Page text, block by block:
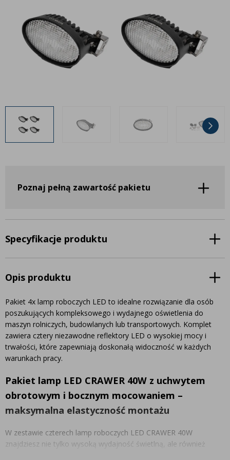
Często zadawane pytania
Kontakt
Bezpłatny projekt oświetlenia
+48 81 884 70 94
Często zadawane pytania
Kontakt
Sprawdź wszystko
Poznaj pełną zawartość pakietu
Specyfikacje produktu
Opis produktu
Pakiet 4x lamp roboczych LED to idealne rozwiązanie dla osób
poszukujących kompleksowego i wydajnego oświetlenia do
maszyn rolniczych, budowlanych lub transportowych. Komplet
zawiera cztery niezawodne reflektory LED o wysokiej mocy i
trwałości, które zapewniają doskonałą widoczność w każdych
warunkach pracy.
Pakiet lamp LED CRAWER 40W z uchwytem
obrotowym i bocznym mocowaniem –
maksymalna elastyczność montażu
W zestawie czterech lamp roboczych LED CRAWER 40W
znajdziesz nie tylko wysoką wydajność świetlną, ale również